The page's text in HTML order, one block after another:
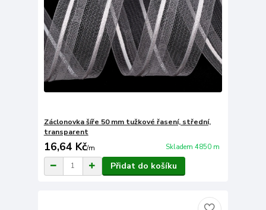
Záclonovka šíře 50 mm tužkové řasení, střední,
transparent
16,64 Kč/m Skladem 4850 m
Přidat do košíku